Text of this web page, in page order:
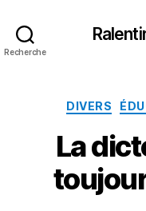
Recherche
DIVERS
La